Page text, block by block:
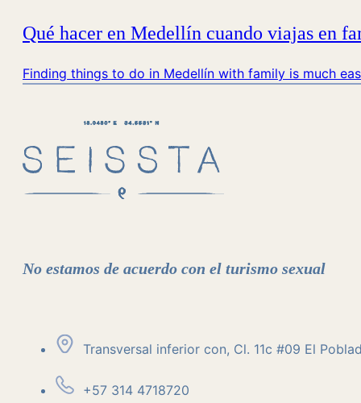
Qué hacer en Medellín cuando viajas en
Finding things to do in Medellín with family is much
No estamos de acuerdo con el turismo sexual
Transversal inferior con, Cl. 11c #09 El
+57 314 4718720